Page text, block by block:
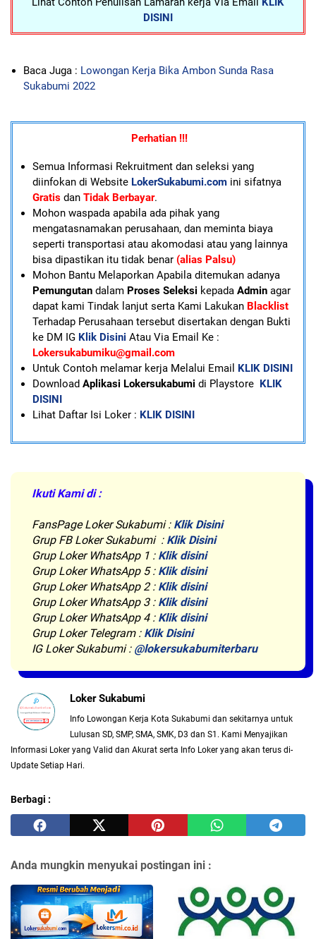
DISINI
Baca Juga : Lowongan Kerja Bika Ambon Sunda Rasa
Sukabumi 2022
Perhatian !!!
Semua Informasi Rekruitment dan seleksi yang
diinfokan di Website LokerSukabumi.comini sifatnya
Gratisdan Tidak Berbayar.
Mohon waspada apabila ada pihak yang
mengatasnamakan perusahaan, dan meminta biaya
seperti transportasi atau akomodasi atau yang lainnya
bisa dipastikan itu tidak benar (alias Palsu)
Mohon Bantu Melaporkan Apabila ditemukan adanya
Pemungutandalam Proses Seleksi kepada Adminagar
dapat kami Tindak lanjut serta Kami LakukanBlacklist
Terhadap Perusahaan tersebut disertakan dengan Bukti
ke DM IG Klik Disini Atau Via Email Ke :
Lokersukabumiku@gmail.com
Untuk Contoh melamar kerja Melalui Email KLIK DISINI
Download Aplikasi Lokersukabumi di Playstore KLIK
DISINI
Lihat Daftar Isi Loker : KLIK DISINI
Ikuti Kami di :
FansPage Loker Sukabumi : Klik Disini
Grup FB Loker Sukabumi : Klik Disini
Grup Loker WhatsApp 1 : Klik disini
Grup Loker WhatsApp 5 : Klik disini
Grup Loker WhatsApp 2 : Klik disini
Grup Loker WhatsApp 3 : Klik disini
Grup Loker WhatsApp 4 : Klik disini
Grup Loker Telegram : Klik Disini
IG Loker Sukabumi : @lokersukabumiterbaru
Loker Sukabumi
Info Lowongan Kerja Kota Sukabumi dan sekitarnya untuk
Lulusan SD, SMP, SMA, SMK, D3 dan S1. Kami Menyajikan
Informasi Loker yang Valid dan Akurat serta Info Loker yang akan terus di-
Update Setiap Hari.
Berbagi :
Anda mungkin menyukai postingan ini :